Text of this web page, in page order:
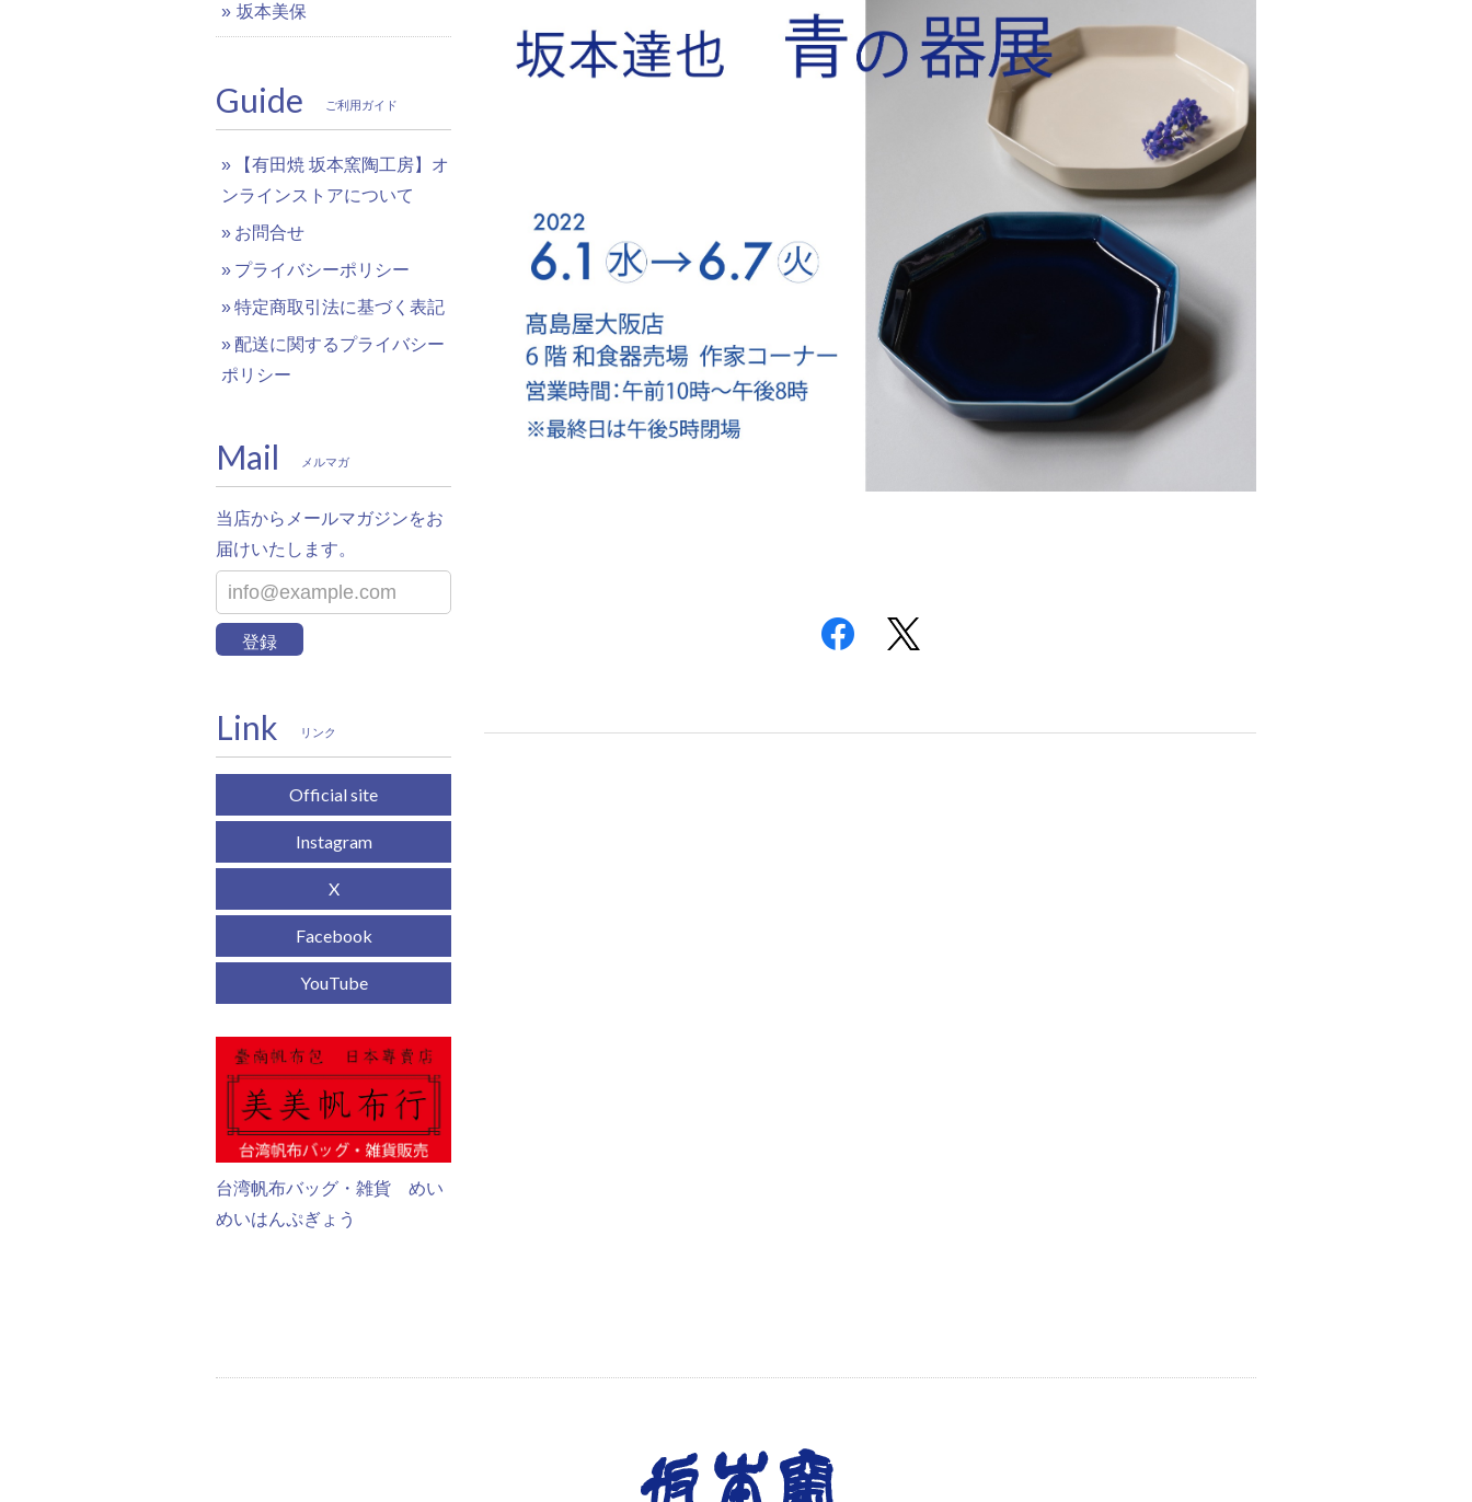
坂本美保
Guide ご利用ガイド
【有田焼 坂本窯陶工房】オ
ンラインストアについて
お問合せ
プライバシーポリシー
特定商取引法に基づく表記
配送に関するプライバシー
ポリシー
Mail メルマガ
当店からメールマガジンをお
届けいたします。
登録
Link リンク
Official site
Instagram
X
Facebook
YouTube
台湾帆布バッグ・雑貨 めい
めいはんぷぎょう